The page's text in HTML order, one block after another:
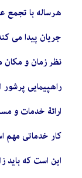
هرساله با تجمع
جریان پیدا می
نظر زمان و
راهپیمایی
ارائۀ خدمات و
کار خدماتی مهم
این است که باید